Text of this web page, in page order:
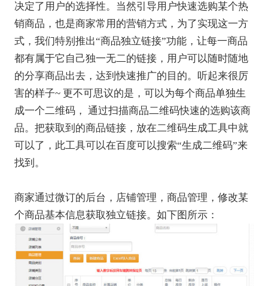
决定了用户的选择性。当然引导用户快速选购某个热
销商品，也是商家常用的营销方式，为了实现这一方
式，我们特别推出“商品独立链接”功能，让每一商品
都有属于它自己独一无二的链接，用户可以随时随地
的分享商品出去，达到快速推广的目的。听起来很厉
害的样子~ 更不可思议的是，可以为每个商品单独生
成一个二维码， 通过扫描商品二维码快速的选购该商
品。把获取到的商品链接，放在二维码生成工具中就
可以了，此工具可以在百度可以搜索“生成二维码”来
找到。
商家通过微订的后台，店铺管理，商品管理，修改某
个商品基本信息获取独立链接。如下图所示：